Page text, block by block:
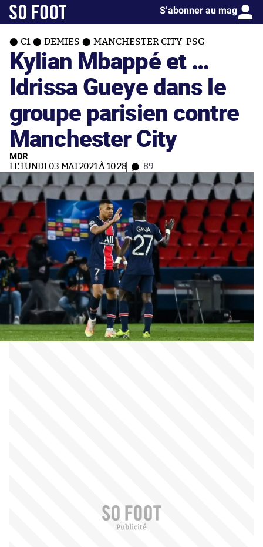
S’abonner au mag
C1 DEMIES MANCHESTER CITY-PSG
Kylian Mbappé et …
Idrissa Gueye dans le
groupe parisien contre
Manchester City
MDR
LE LUNDI 03 MAI 2021 À 10:28 89